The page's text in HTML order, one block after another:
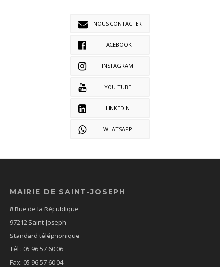
NOUS CONTACTER
FACEBOOK
INSTAGRAM
YOU TUBE
LINKEDIN
WHATSAPP
MAIRIE DE SAINT-JOSEPH
8 Rue de la République
97212 Saint-Joseph
Standard téléphonique
Tél : 05 96 57 60 06
Fax: 05 96 57 60 04